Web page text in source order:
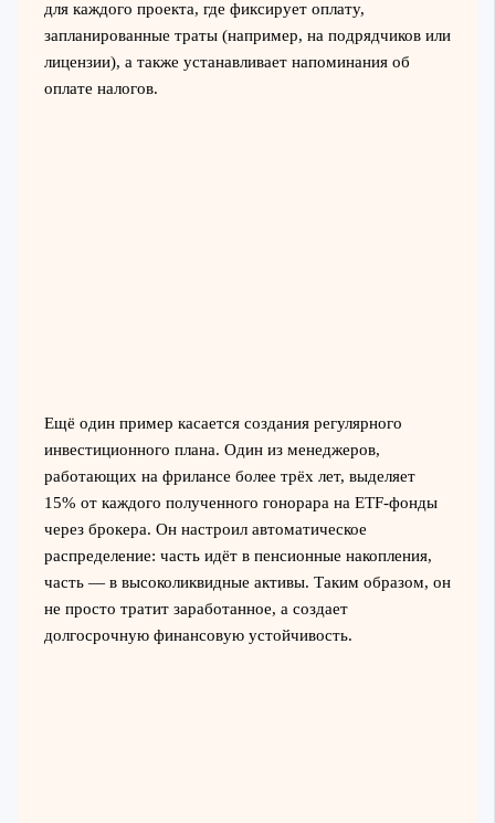
для каждого проекта, где фиксирует оплату,
запланированные траты (например, на подрядчиков или
лицензии), а также устанавливает напоминания об
оплате налогов.
Ещё один пример касается создания регулярного
инвестиционного плана. Один из менеджеров,
работающих на фрилансе более трёх лет, выделяет
15% от каждого полученного гонорара на ETF-фонды
через брокера. Он настроил автоматическое
распределение: часть идёт в пенсионные накопления,
часть — в высоколиквидные активы. Таким образом, он
не просто тратит заработанное, а создает
долгосрочную финансовую устойчивость.